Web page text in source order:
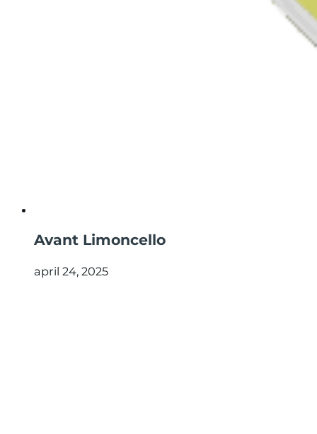
Avant Limoncello
april 24, 2025